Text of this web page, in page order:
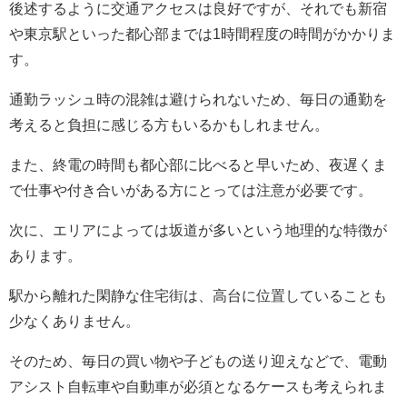
後述するように交通アクセスは良好ですが、それでも新宿
や東京駅といった都心部までは1時間程度の時間がかかりま
す。
通勤ラッシュ時の混雑は避けられないため、毎日の通勤を
考えると負担に感じる方もいるかもしれません。
また、終電の時間も都心部に比べると早いため、夜遅くま
で仕事や付き合いがある方にとっては注意が必要です。
次に、エリアによっては坂道が多いという地理的な特徴が
あります。
駅から離れた閑静な住宅街は、高台に位置していることも
少なくありません。
そのため、毎日の買い物や子どもの送り迎えなどで、電動
アシスト自転車や自動車が必須となるケースも考えられま